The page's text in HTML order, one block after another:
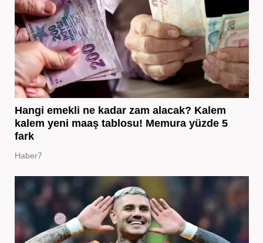
Hangi emekli ne kadar zam alacak? Kalem
kalem yeni maaş tablosu! Memura yüzde 5
fark
Haber7